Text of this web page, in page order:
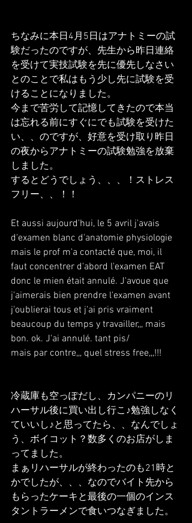
ちなみに本日4月5日はアナトミーの試
験だったのですが、先生から昨日連絡
を受けて実技試験を先に優先しなさい
とのことで私はもう少し先に試験を受
けることになりました。
今まで苦労して記憶してきたので本当
は忘れる前にすぐにでも試験を受けた
い、、のですが、好意を受け取り昨日
の夜からアナトミーの試験勉強を放棄
しました。
するとどうでしょう、、、！ストレス
フリー、、！！
Et aussi aujourd'hui, le 5 avril j'avais
d'examen blanc d'anatomie physiologie
mais le prof m'a contacté que, moi, il
faut concentrer d'abord l'examen EAT
donc le mien était annulé. J'avoue que
j'aimerais bien prendre l'examen avant
j'oublierai tous et j'ai pris vraiment
beaucoup du temps y travailler,,, mais
bon. ok. J'ai annulé. tant pis/
mais par contre,,, quel stress free,,,!!!
冷蔵庫も空っぽだし、カンパニーのリ
ハーサル後に買い出し行こ♪勉強しなく
ていいし♪と思ってたら、、なんでしょ
う、ボイコット？数多くのお店がしま
ってました。
まぁリハーサルが終わったのも21時と
かでしたが、、、なのでバイト先から
もらったケーキと最後の一個のインス
タントラーメンで食いつなぎました。